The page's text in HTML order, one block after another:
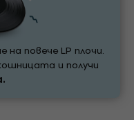
на повече LP плочи.
и получи